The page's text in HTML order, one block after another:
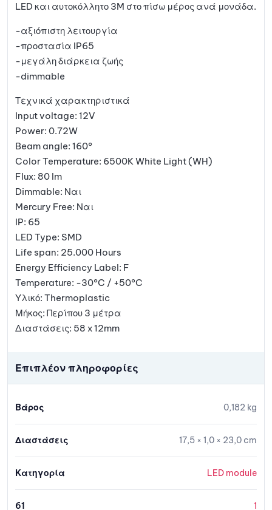
LED και αυτοκόλλητο 3M στο πίσω μέρος ανά μονάδα.
-αξιόπιστη λειτουργία
-προστασία IP65
-μεγάλη διάρκεια ζωής
-dimmable
Τεχνικά χαρακτηριστικά
Input voltage: 12V
Power: 0.72W
Beam angle: 160°
Color Temperature: 6500K White Light (WH)
Flux: 80 lm
Dimmable: Ναι
Mercury Free: Ναι
IP: 65
LED Type: SMD
Life span: 25.000 Hours
Energy Efficiency Label: F
Temperature: -30°C / +50°C
Υλικό: Thermoplastic
Μήκος: Περίπου 3 μέτρα
Διαστάσεις: 58 x 12mm
Επιπλέον πληροφορίες
Βάρος 0,182 kg
Διαστάσεις 17,5 × 1,0 × 23,0 cm
Κατηγορία LED module
61 1